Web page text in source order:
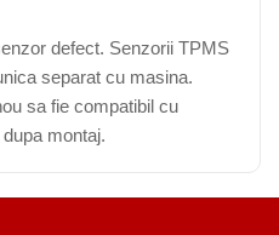
defect. Senzorii TPMS
separat cu masina.
sa fie compatibil cu
montaj.